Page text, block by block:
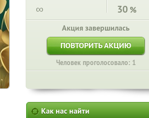
∞ 30 %
Акция завершилась
ПОВТОРИТЬ АКЦИЮ
Человек проголосовало: 1
Как нас найти